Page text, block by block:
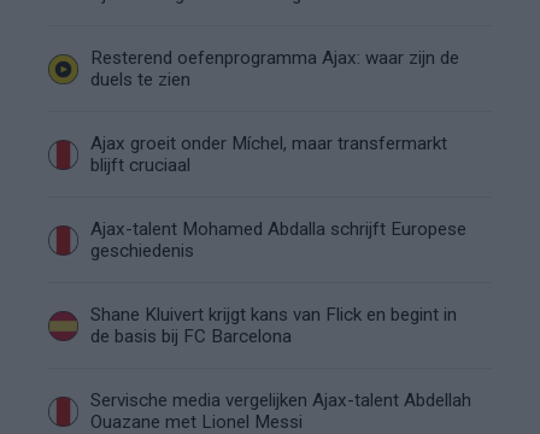
Resterend oefenprogramma Ajax: waar zijn de
duels te zien
Ajax groeit onder Míchel, maar transfermarkt
blijft cruciaal
Ajax-talent Mohamed Abdalla schrijft Europese
geschiedenis
Shane Kluivert krijgt kans van Flick en begint in
de basis bij FC Barcelona
Servische media vergelijken Ajax-talent Abdellah
Ouazane met Lionel Messi